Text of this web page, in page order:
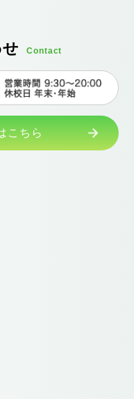
Contact
こちら